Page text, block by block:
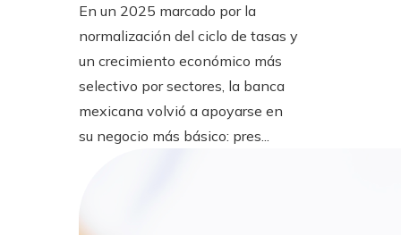
En un 2025 marcado por la
normalización del ciclo de tasas y
un crecimiento económico más
selectivo por sectores, la banca
mexicana volvió a apoyarse en
su negocio más básico: pres...